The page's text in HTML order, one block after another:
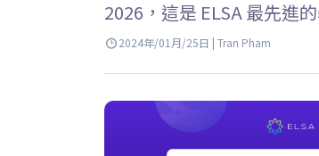
2026，這是 ELSA 最先進
2024年/01月/25日 | Tran Pham